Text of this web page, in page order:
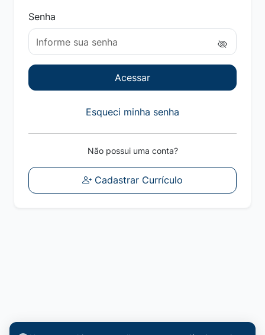
Senha
Acessar
Esqueci minha senha
Não possui uma conta?
Cadastrar Currículo